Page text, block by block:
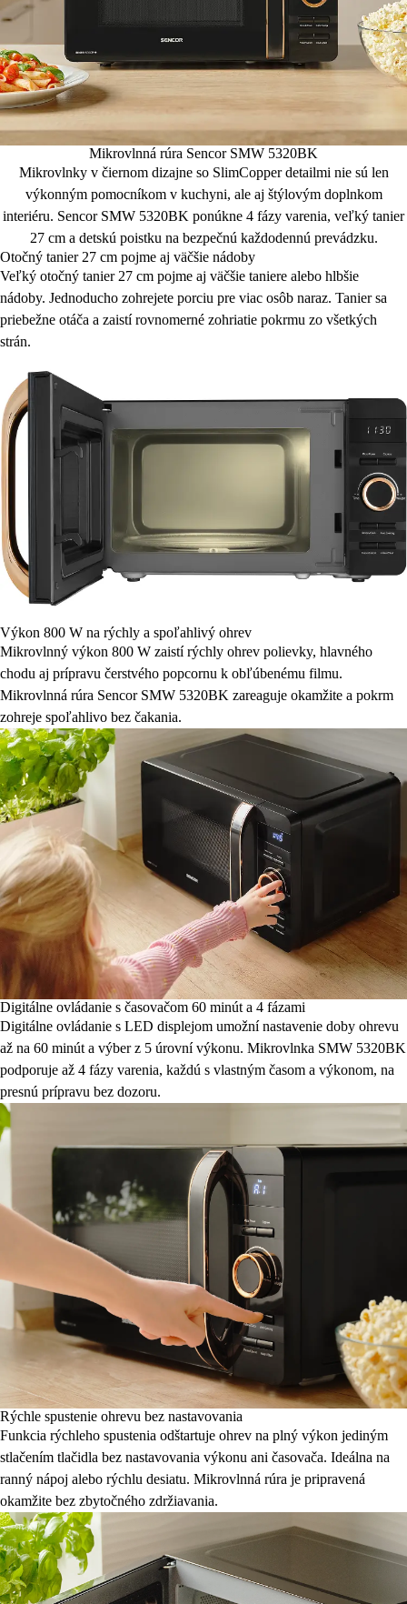
Mikrovlnná rúra Sencor SMW 5320BK
Mikrovlnky v čiernom dizajne so SlimCopper detailmi nie sú len
výkonným pomocníkom v kuchyni, ale aj štýlovým doplnkom
interiéru. Sencor SMW 5320BK ponúkne 4 fázy varenia, veľký tanier
27 cm a detskú poistku na bezpečnú každodennú prevádzku.
Otočný tanier 27 cm pojme aj väčšie nádoby
Veľký otočný tanier 27 cm pojme aj väčšie taniere alebo hlbšie
nádoby. Jednoducho zohrejete porciu pre viac osôb naraz. Tanier sa
priebežne otáča a zaistí rovnomerné zohriatie pokrmu zo všetkých
strán.
Výkon 800 W na rýchly a spoľahlivý ohrev
Mikrovlnný výkon 800 W zaistí rýchly ohrev polievky, hlavného
chodu aj prípravu čerstvého popcornu k obľúbenému filmu.
Mikrovlnná rúra Sencor SMW 5320BK zareaguje okamžite a pokrm
zohreje spoľahlivo bez čakania.
Digitálne ovládanie s časovačom 60 minút a 4 fázami
Digitálne ovládanie s LED displejom umožní nastavenie doby ohrevu
až na 60 minút a výber z 5 úrovní výkonu. Mikrovlnka SMW 5320BK
podporuje až 4 fázy varenia, každú s vlastným časom a výkonom, na
presnú prípravu bez dozoru.
Rýchle spustenie ohrevu bez nastavovania
Funkcia rýchleho spustenia odštartuje ohrev na plný výkon jediným
stlačením tlačidla bez nastavovania výkonu ani časovača. Ideálna na
ranný nápoj alebo rýchlu desiatu. Mikrovlnná rúra je pripravená
okamžite bez zbytočného zdržiavania.